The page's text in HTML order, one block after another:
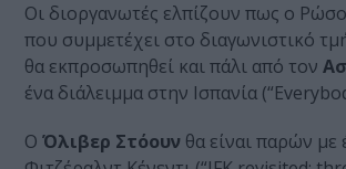
Οι διοργανωτές ελπίζουν πως ο
που συμμετέχει στο διαγωνιστικό
θα εκπροσωπηθεί και πάλι από τον
ένα διάλειμμα στην Ισπανία
Ο Όλιβερ Στόουν θα είναι παρών